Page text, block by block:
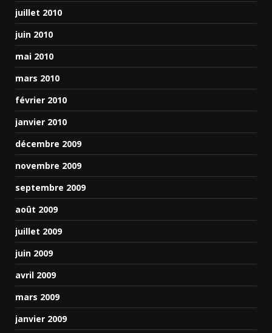
juillet 2010
juin 2010
mai 2010
mars 2010
février 2010
janvier 2010
décembre 2009
novembre 2009
septembre 2009
août 2009
juillet 2009
juin 2009
avril 2009
mars 2009
janvier 2009